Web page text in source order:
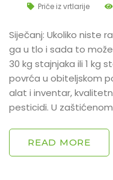
Priče iz vrtlarije
Siječanj: Ukoliko niste
ga u tlo i sada to
30 kg stajnjaka ili 1 kg
povrća u obiteljskom
alat i inventar,
pesticidi. U
READ MORE